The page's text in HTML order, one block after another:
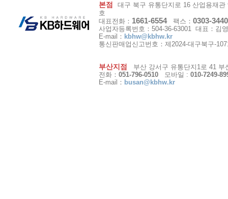
본점
대구 북구 유통단지로 16 산업용재
호
대표전화： 1661-6554팩스： 0303-
사업자등록번호：504-36-63001 대표：김
E-mail： kbhw@kbhw.kr
통신판매업신고번호：제2024-대구북구-
부산지점
부산 강서구 유통단지1로 41 부
전화： 051-796-0510 모바일 : 010-7249-
E-mail： busan@kbhw.kr